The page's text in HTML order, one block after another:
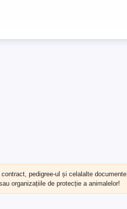
pedigree-ul și celalalte documente
organizațiile de protecție a animalelor!